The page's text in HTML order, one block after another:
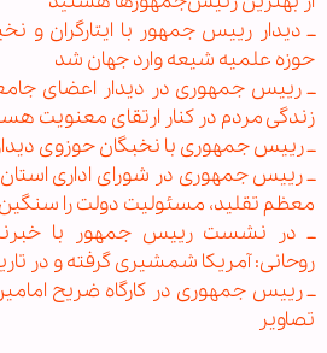
ــ دیدار رییس جمهور با ایتارگران و
حوزه علمیه شیعه وارد جهان شد
ــ رییس جمهوری در دیدار اعضای
زندگی مردم در کنار ارتقای معنویت
ــ رییس جمهوری با نخبگان حوزوی
ــ رییس جمهوری در شورای اداری
معظم تقلید، مسئولیت دولت را
ــ در نشست رییس جمهور با
روحانی: آمریکا شمشیری گرفته و در
ــ رییس جمهوری در کارگاه ضریح
تصاویر